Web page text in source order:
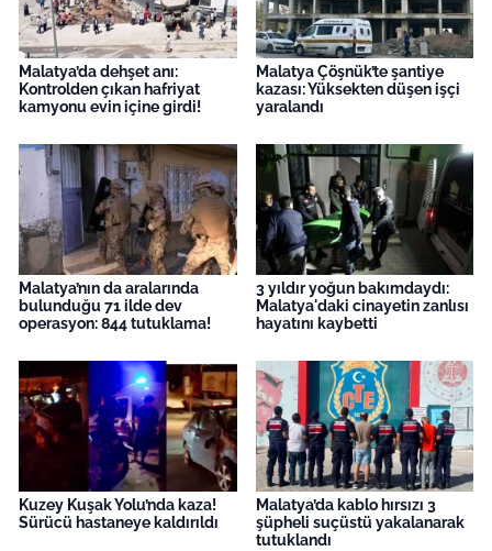
Malatya’da dehşet anı:
Kontrolden çıkan hafriyat
kamyonu evin içine girdi!
Malatya Çöşnük’te şantiye
kazası: Yüksekten düşen işçi
yaralandı
Malatya’nın da aralarında
bulunduğu 71 ilde dev
operasyon: 844 tutuklama!
3 yıldır yoğun bakımdaydı:
Malatya'daki cinayetin zanlısı
hayatını kaybetti
Kuzey Kuşak Yolu’nda kaza!
Sürücü hastaneye kaldırıldı
Malatya’da kablo hırsızı 3
şüpheli suçüstü yakalanarak
tutuklandı